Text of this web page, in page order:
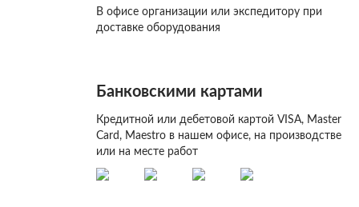
В офисе организации или экспедитору при
доставке оборудования
Банковскими картами
Кредитной или дебетовой картой VISA, Master
Card, Maestro в нашем офисе, на производстве
или на месте работ